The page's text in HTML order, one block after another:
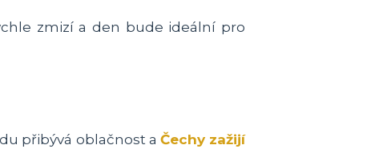
zmizí a den bude ideální pro
přibývá oblačnost a Čechy zažijí